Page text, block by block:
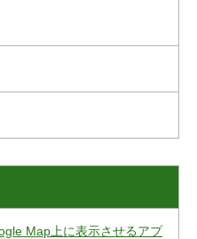
Map上に表示させるアプ